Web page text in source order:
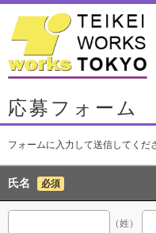
応募フォーム
フォームに入力して送信してくだ
氏名 必須
（姓）